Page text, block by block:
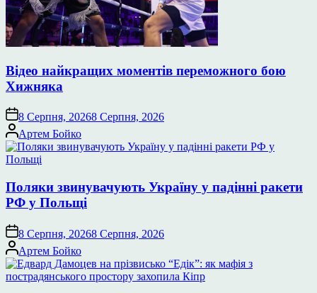
Відео найкращих моментів переможного бою
Хижняка
8 Серпня, 20268 Серпня, 2026
Опубліковано
Артем Бойко
Поляки звинувачують Україну у падінні ракети
РФ у Польщі
8 Серпня, 20268 Серпня, 2026
Опубліковано
Артем Бойко